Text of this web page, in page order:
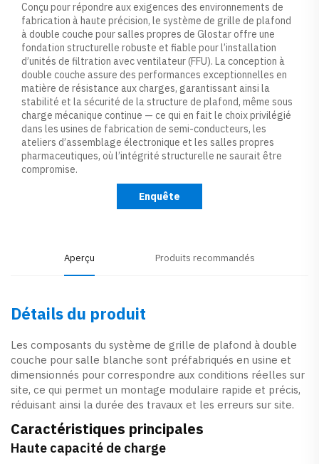
Conçu pour répondre aux exigences des environnements de
fabrication à haute précision, le système de grille de plafond
à double couche pour salles propres de Glostar offre une
fondation structurelle robuste et fiable pour l’installation
d’unités de filtration avec ventilateur (FFU). La conception à
double couche assure des performances exceptionnelles en
matière de résistance aux charges, garantissant ainsi la
stabilité et la sécurité de la structure de plafond, même sous
charge mécanique continue — ce qui en fait le choix privilégié
dans les usines de fabrication de semi-conducteurs, les
ateliers d’assemblage électronique et les salles propres
pharmaceutiques, où l’intégrité structurelle ne saurait être
compromise.
Enquête
Aperçu Produits recommandés
Détails du produit
Les composants du système de grille de plafond à double
couche pour salle blanche sont préfabriqués en usine et
dimensionnés pour correspondre aux conditions réelles sur
site, ce qui permet un montage modulaire rapide et précis,
réduisant ainsi la durée des travaux et les erreurs sur site.
Caractéristiques principales
Haute capacité de charge